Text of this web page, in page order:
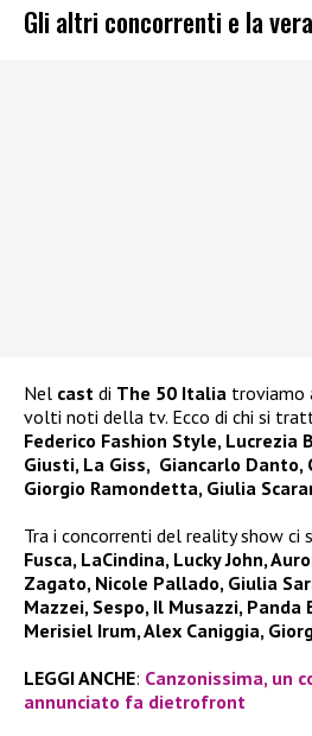
Gli altri concorrenti e la
Nel cast di The 50 Italia troviamo
volti noti della tv. Ecco di chi si
Federico Fashion Style, Lucrezia
Giusti, La Giss, Giancarlo Danto,
Giorgio Ramondetta, Giulia
Tra i concorrenti del reality show ci
Fusca, LaCindina, Lucky John,
Zagato, Nicole Pallado, Giulia
Mazzei, Sespo, Il Musazzi, Panda
Merisiel Irum, Alex Caniggia,
LEGGI ANCHE: Canzonissima, un
annunciato fa dietrofront